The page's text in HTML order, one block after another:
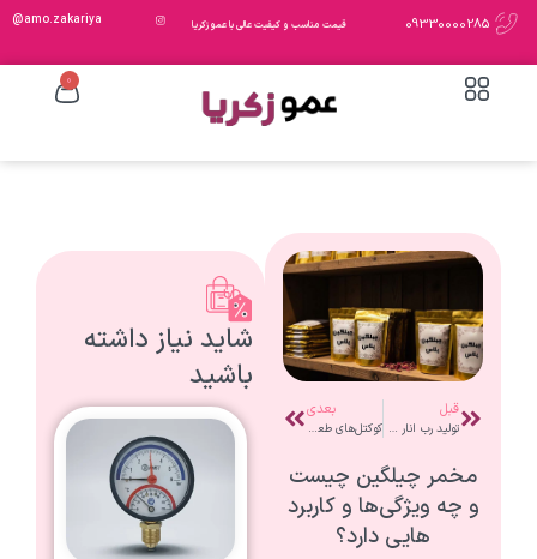
09330000285 قیمت مناسب و کیفیت عالی با عمو زکریا amo.zakariya@
0
قبل
تولید رب انار طبیعی عمو زکریا | طعمی اصیل از دل طبیعت
بعدی
کوکتل‌های طعم‌دهنده نوشیدنی: تجربه‌ای تازه و لذیذ در هر جرعه
مخمر چیلگین چیست
و چه ویژگی‌ها و کاربرد
هایی دارد؟
شاید نیاز داشته
باشید